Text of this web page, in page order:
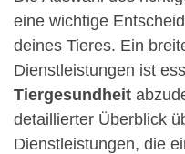
eine wichtige
deines Tieres. Ein
Dienstleistungen ist
Tiergesundheit
detaillierter Überblick
Dienstleistungen, die